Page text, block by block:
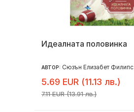
Идеалната половинка
АВТОР: Сюзън Елизабет Филипс
5.69 EUR (11.13 лв.)
7.11 EUR (13.91 лв.)